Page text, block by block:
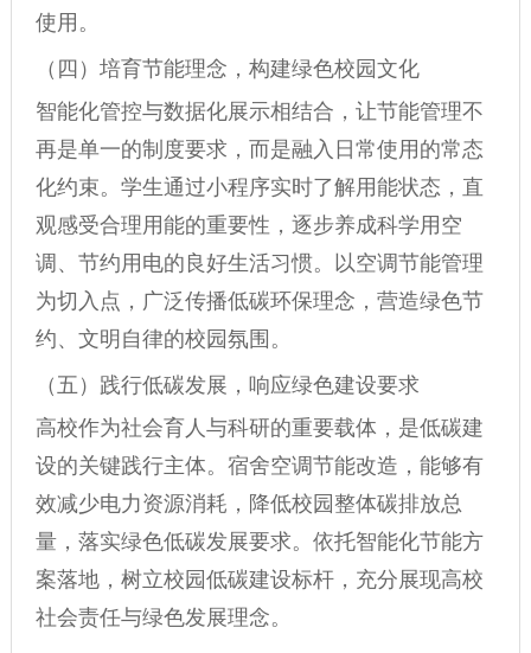
使用。
（四）培育节能理念，构建绿色校园文化
智能化管控与数据化展示相结合，让节能管理不
再是单一的制度要求，而是融入日常使用的常态
化约束。学生通过小程序实时了解用能状态，直
观感受合理用能的重要性，逐步养成科学用空
调、节约用电的良好生活习惯。以空调节能管理
为切入点，广泛传播低碳环保理念，营造绿色节
约、文明自律的校园氛围。
（五）践行低碳发展，响应绿色建设要求
高校作为社会育人与科研的重要载体，是低碳建
设的关键践行主体。宿舍空调节能改造，能够有
效减少电力资源消耗，降低校园整体碳排放总
量，落实绿色低碳发展要求。依托智能化节能方
案落地，树立校园低碳建设标杆，充分展现高校
社会责任与绿色发展理念。